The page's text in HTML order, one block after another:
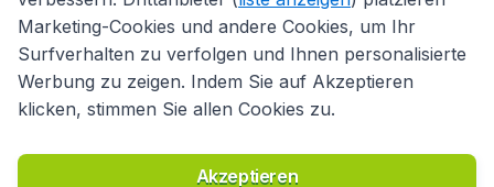
Richtlinien und Bedingungen
Haftungsausschluss
Marketing-Cookies und andere Cookies, um Ihr
Surfverhalten zu verfolgen und Ihnen personalisierte
Werbung zu zeigen. Indem Sie auf Akzeptieren
klicken, stimmen Sie allen Cookies zu.
Akzeptieren